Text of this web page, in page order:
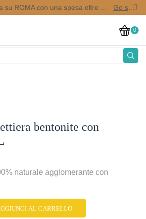
Go shop
0
bentonite con
naturale agglomerante con
AL CARRELLO